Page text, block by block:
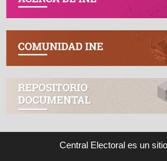
Central Electoral es un